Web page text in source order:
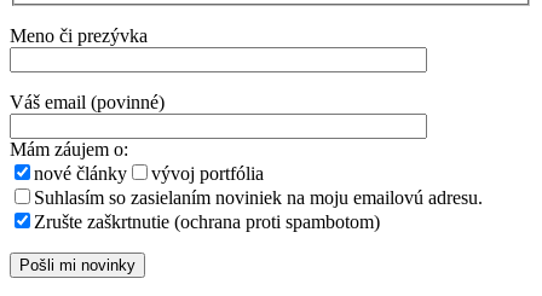
Meno či prezývka
Váš email (povinné)
Mám záujem o:
nové články
vývoj portfólia
Suhlasím so zasielaním noviniek na moju emailovú adresu.
Zrušte zaškrtnutie (ochrana proti spambotom)